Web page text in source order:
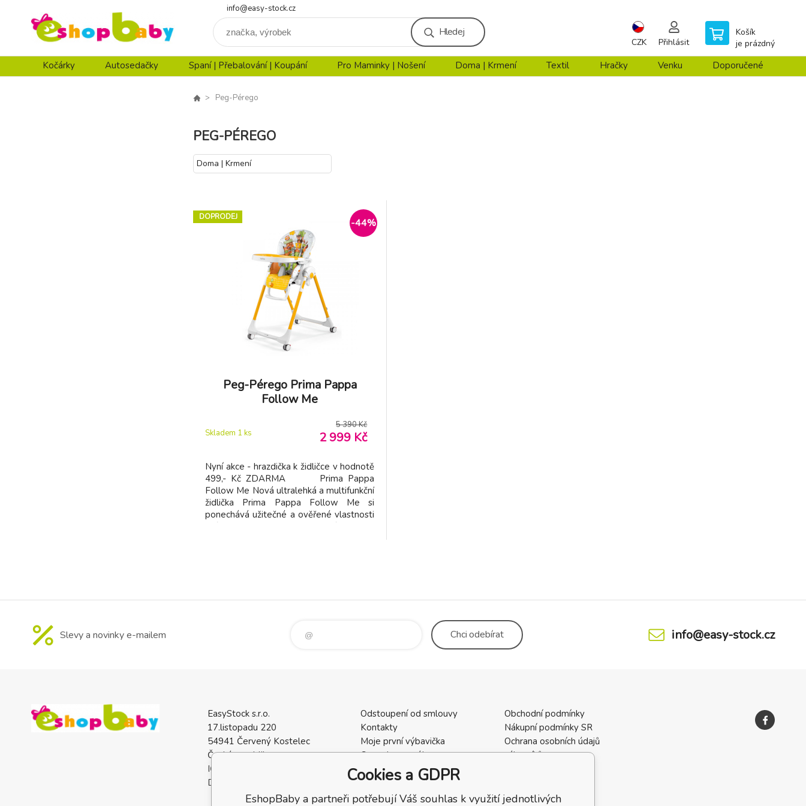
info@easy-stock.cz
Hledej
CZK Přihlásit
Košík
je prázdný
Kočárky Autosedačky Spaní | Přebalování | Koupání Pro Maminky | Nošení Doma | Krmení Textil Hračky Venku Doporučené
Peg-Pérego
PEG-PÉREGO
Doma | Krmení
DOPRODEJ -44%
Peg-Pérego Prima Pappa
Follow Me
Skladem 1 ks
5 390 Kč
2 999 Kč
Nyní akce - hrazdička k židličce v hodnotě
499,- Kč ZDARMA Prima Pappa
Follow Me Nová ultralehká a multifunkční
židlička Prima Pappa Follow Me si
ponechává užitečné a ověřené vlastnosti
Slevy a novinky e-mailem Chciodebírat info@easy-stock.cz
EasyStock s.r.o.
17.listopadu 220
54941 Červený Kostelec
Česká republika
IČO: 07727402
DIČ: CZ07727402
Odstoupení od smlouvy
Kontakty
Moje první výbavička
Ceny dopravného
Vrácení zboží / Reklamace
Reklamace
Recenze
Obchodní podmínky
Nákupní podmínky SR
Ochrana osobních údajů
zákazníků
Cookies a GDPR
EshopBaby a partneři potřebují Váš souhlas k využití jednotlivých